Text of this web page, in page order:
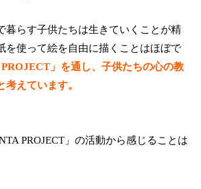
暮らす子供たちは生きていくことが精
を使って絵を自由に描くことはほぼで
PROJECT」を通し、子供たちの心の教
えています。
PROJECT」の活動から感じることは